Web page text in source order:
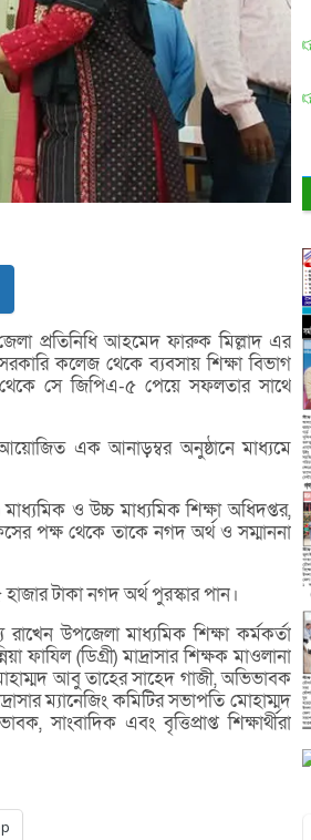
প্রতিনিধি আহমেদ ফারুক মিল্লাদ এর
কলেজ থেকে ব্যবসায় শিক্ষা বিভাগ
থেকে সে জিপিএ-৫ পেয়ে সফলতার সাথে
এক আনাড়ম্বর অনুষ্ঠানে মাধ্যমে
ও উচ্চ মাধ্যমিক শিক্ষা অধিদপ্তর,
পক্ষ থেকে তাকে নগদ অর্থ ও সম্মাননা
টাকা নগদ অর্থ পুরস্কার পান।
উপজেলা মাধ্যমিক শিক্ষা কর্মকর্তা
ফাযিল (ডিগ্রী) মাদ্রাসার শিক্ষক মাওলানা
আবু তাহের সাহেদ গাজী, অভিভাবক
ম্যানেজিং কমিটির সভাপতি মোহাম্মদ
সাংবাদিক এবং বৃত্তিপ্রাপ্ত শিক্ষার্থীরা